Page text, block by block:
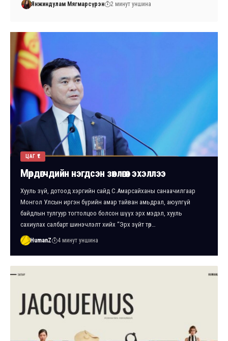
Янжиндулам Мягмарсүрэн 2 минут уншина
ЦАГ ҮЕ
Мөрдөгчдийн нэгдсэн зөвлөгөөн эхэллээ
Хууль зүй, дотоод хэргийн сайд С.Амарсайханы санаачилгаар
Монгол Улсын иргэн бүрийн амар тайван амьдрал, аюулгүй
байдлын тулгуур тогтолцоо болсон шүүх эрх мэдэл, хууль
сахиулах салбарт шинэчлэлт хийх “Эрх зүйт төр…
HumanZ 4 минут уншина